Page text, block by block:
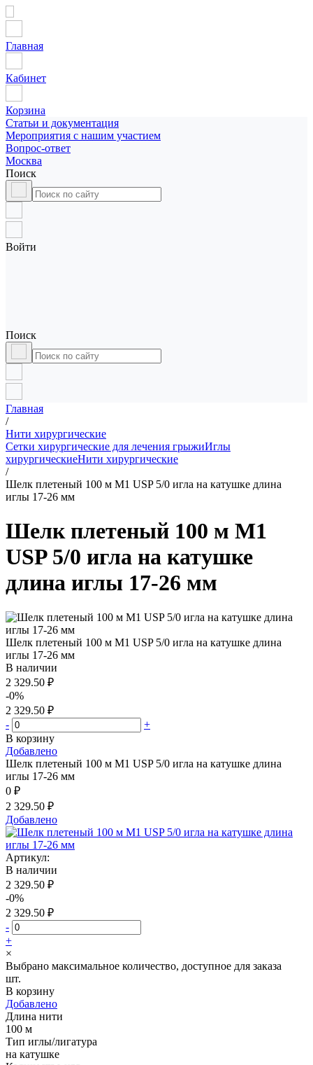
Главная
Кабинет
Корзина
Статьи и документация
Мероприятия с нашим участием
Вопрос-ответ
Москва
Поиск
Войти
Поиск
Главная
/
Нити хирургические
Сетки хирургические для лечения грыжиИглы
хирургическиеНити хирургические
/
Шелк плетеный 100 м М1 USP 5/0 игла на катушке длина
иглы 17-26 мм
Шелк плетеный 100 м М1
USP 5/0 игла на катушке
длина иглы 17-26 мм
Шелк плетеный 100 м М1 USP 5/0 игла на катушке длина
иглы 17-26 мм
В наличии
2 329.50 ₽
-0%
2 329.50 ₽
-
+
В корзину
Добавлено
Шелк плетеный 100 м М1 USP 5/0 игла на катушке длина
иглы 17-26 мм
0 ₽
2 329.50 ₽
Добавлено
Артикул:
В наличии
2 329.50 ₽
-0%
2 329.50 ₽
-
+
×
Выбрано максимальное количество, доступное для заказа
шт.
В корзину
Добавлено
Длина нити
100 м
Тип иглы/лигатура
на катушке